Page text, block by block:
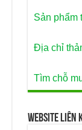
Sản phẩm
Địa chỉ
Tìm chỗ
Website Liên